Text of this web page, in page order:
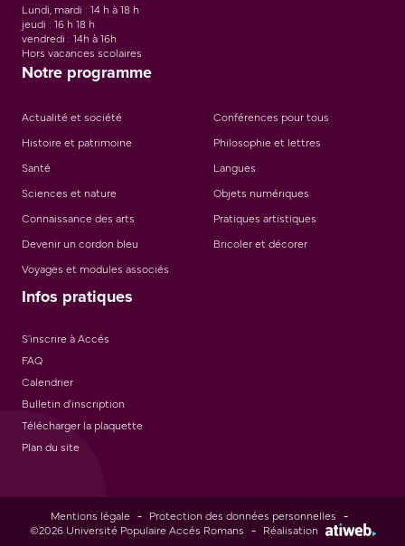
Lundi, mardi : 14 h à 18 h
jeudi : 16 h 18 h
vendredi : 14h à 16h
Hors vacances scolaires
Notre programme
Actualité et société
Conférences pour tous
Histoire et patrimoine
Philosophie et lettres
Santé
Langues
Sciences et nature
Objets numériques
Connaissance des arts
Pratiques artistiques
Devenir un cordon bleu
Bricoler et décorer
Voyages et modules associés
Infos pratiques
S'inscrire à Accés
FAQ
Calendrier
Bulletin d'inscription
Télécharger la plaquette
Plan du site
Mentions légale - Protection des données personnelles -
©2026 Université Populaire Accés Romans - Réalisation